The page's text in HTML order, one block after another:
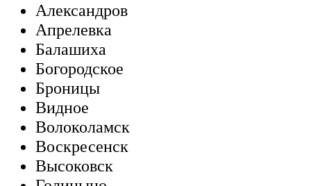
Александров
Апрелевка
Балашиха
Богородское
Броницы
Видное
Волоколамск
Воскресенск
Высоковск